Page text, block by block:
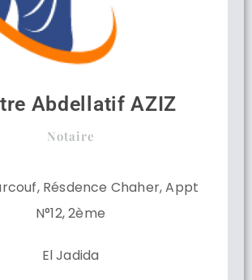
Abdellatif AZIZ
Notaire
Résdence Chaher, Appt
N°12, 2ème
El Jadida